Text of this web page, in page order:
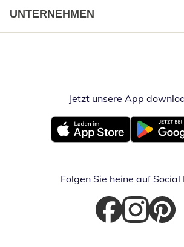
UNTERNEHMEN
Jetzt unsere App
Öffnet in neuem Fenster
Öffnet in
Folgen Sie heine auf Social
Öffnet in neuem
Öffnet inÖffnet